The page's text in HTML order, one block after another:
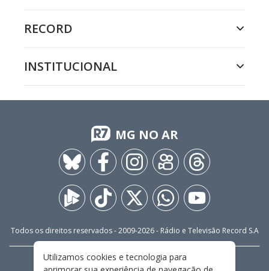
RECORD
INSTITUCIONAL
MG NO AR
Todos os direitos reservados - 2009-2026- Rádio e Televisão Record S.A
FALE CONOSCO PRIVACIDADE
Utilizamos cookies e tecnologia para